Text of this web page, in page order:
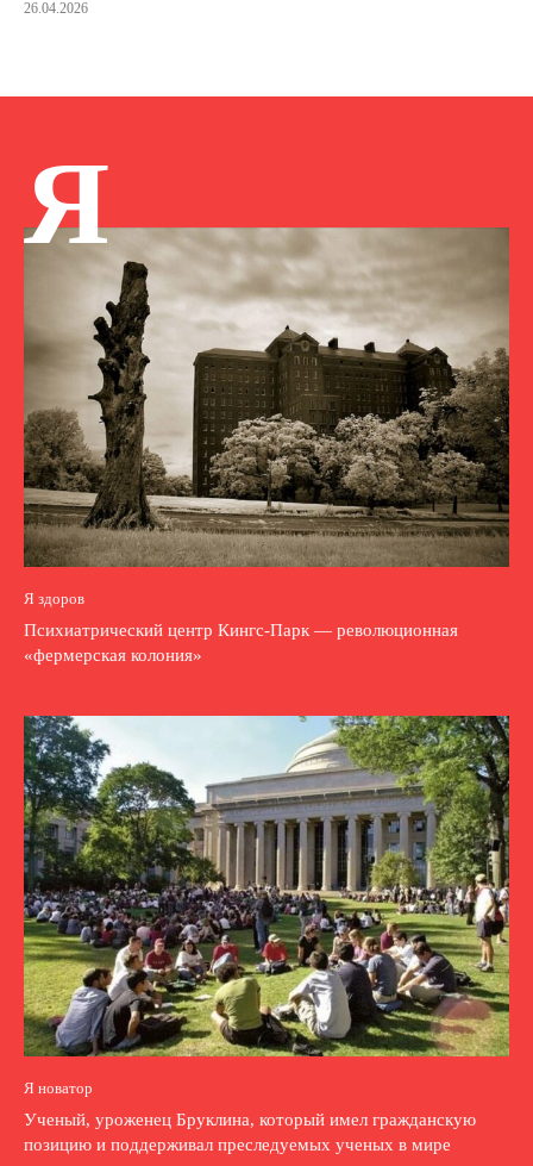
26.04.2026
Я
Я здоров
Психиатрический центр Кингс-Парк — революционная
«фермерская колония»
Я новатор
Ученый, уроженец Бруклина, который имел гражданскую
позицию и поддерживал преследуемых ученых в мире